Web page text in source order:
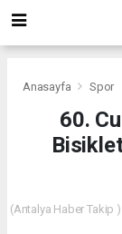
Anasayfa Spor
60.
(Antalya Haber Takip